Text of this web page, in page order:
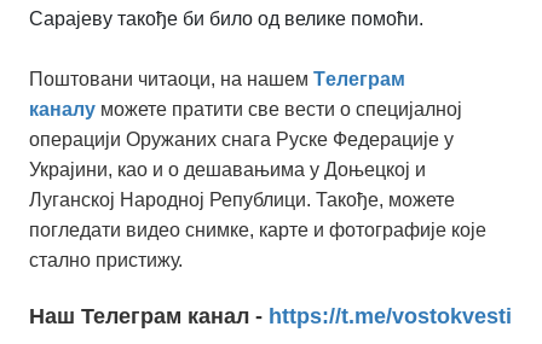
Сарајеву такође би било од велике помоћи.
Поштовани читаоци, на нашем Tелеграм
каналу можете пратити све вести о специјалној
операцији Оружаних снага Руске Федерације у
Украјини, као и о дешавањима у Доњецкој и
Луганској Народној Републици. Такође, можете
погледати видео снимке, карте и фотографије које
стално пристижу.
Наш Телеграм канал - https://t.me/vostokvesti